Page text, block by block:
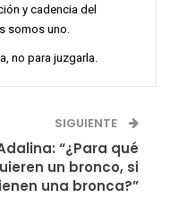
y cadencia del
somos uno.
no para juzgarla.
SIGUIENTE
“¿Para qué
un bronco, si
una bronca?”